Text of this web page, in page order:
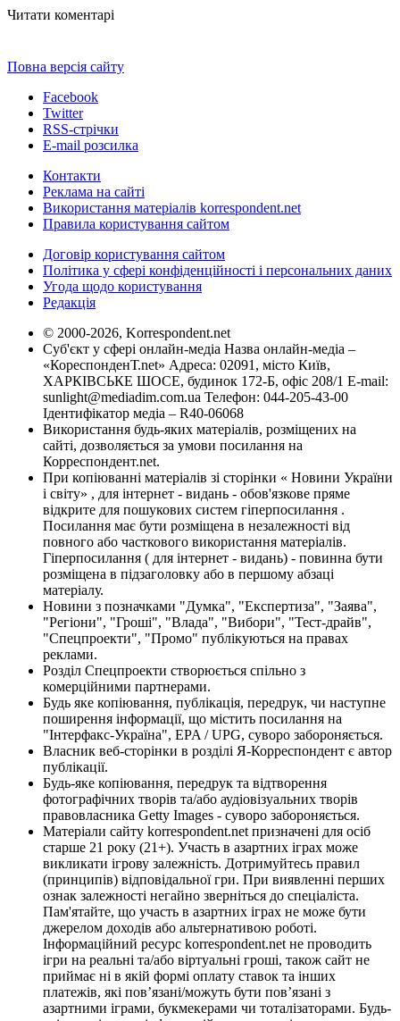
Читати коментарі
Повна версія сайту
Facebook
Twitter
RSS-стрічки
E-mail розсилка
Контакти
Реклама на сайті
Використання матеріалів korrespondent.net
Правила користування сайтом
Договір користування сайтом
Політика у сфері конфіденційності і персональних даних
Угода щодо користування
Редакція
© 2000-2026, Korrespondent.net
Суб'єкт у сфері онлайн-медіа Назва онлайн-медіа –
«КореспонденТ.net» Адреса: 02091, місто Київ,
ХАРКІВСЬКЕ ШОСЕ, будинок 172-Б, офіс 208/1 E-mail:
sunlight@mediadim.com.ua Телефон: 044-205-43-00
Ідентифікатор медіа – R40-06068
Використання будь-яких матеріалів, розміщених на
сайті, дозволяється за умови посилання на
Корреспондент.net.
При копіюванні матеріалів зі сторінки « Новини України
і світу» , для інтернет - видань - обов'язкове пряме
відкрите для пошукових систем гіперпосилання .
Посилання має бути розміщена в незалежності від
повного або часткового використання матеріалів.
Гіперпосилання ( для інтернет - видань) - повинна бути
розміщена в підзаголовку або в першому абзаці
матеріалу.
Новини з позначками "Думка", "Експертиза", "Заява",
"Регіони", "Гроші", "Влада", "Вибори", "Тест-драйв",
"Спецпроекти", "Промо" публікуються на правах
реклами.
Розділ Спецпроекти створюється спільно з
комерційними партнерами.
Будь яке копіювання, публікація, передрук, чи наступне
поширення інформації, що містить посилання на
"Інтерфакс-Україна", EPA / UPG, суворо забороняється.
Власник веб-сторінки в розділі Я-Корреспондент є автор
публікації.
Будь-яке копіювання, передрук та відтворення
фотографічних творів та/або аудіовізуальних творів
правовласника Getty Images - суворо забороняється.
Матеріали сайту korrespondent.net призначені для осіб
старше 21 року (21+). Участь в азартних іграх може
викликати ігрову залежність. Дотримуйтесь правил
(принципів) відповідальної гри. При виявленні перших
ознак залежності негайно зверніться до спеціаліста.
Пам'ятайте, що участь в азартних іграх не може бути
джерелом доходів або альтернативою роботі.
Інформаційний ресурс korrespondent.net не проводить
ігри на реальні та/або віртуальні гроші, також сайт не
приймає ні в якій формі оплату ставок та інших
платежів, які пов’язані/можуть бути пов’язані з
азартними іграми, букмекерами чи тоталізаторами. Будь-